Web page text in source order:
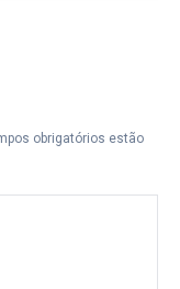
obrigatórios estão